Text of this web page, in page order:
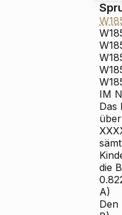
IM
Das
die
A)
Den